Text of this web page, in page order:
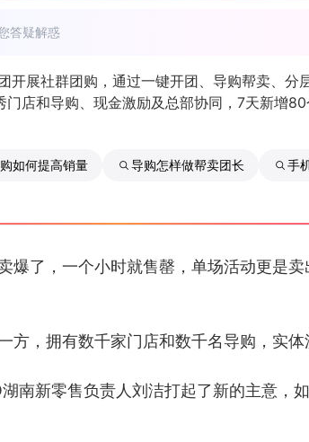
答疑解惑
开展社群团购，通过一键开团、导购帮卖、分
店和导购、现金激励及总部协同，7天新增
如何提高销量 导购怎样做帮卖团长 手
爆了，一个小时就售罄，单场活动更是
方，拥有数千家门店和数千名导购，实体
南新零售负责人刘洁打起了新的主意，